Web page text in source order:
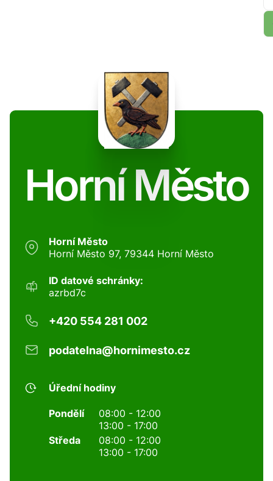
Horní Město
Horní Město
Horní Město 97, 79344 Horní Město
ID datové schránky:
azrbd7c
+420 554 281 002
podatelna@hornimesto.cz
Úřední hodiny
Pondělí
08:00 - 12:00
13:00 - 17:00
Středa
08:00 - 12:00
13:00 - 17:00